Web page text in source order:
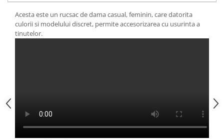
Acesta este un rucsac de dama casual, feminin, care datorita
culorii si modelului discret, permite accesorizarea cu usurinta a
tinutelor.